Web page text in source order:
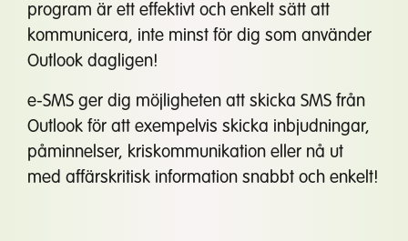
program är ett effektivt och enkelt sätt att
kommunicera, inte minst för dig som använder
Outlook dagligen!
e-SMS ger dig möjligheten att skicka SMS från
Outlook för att exempelvis skicka inbjudningar,
påminnelser, kriskommunikation eller nå ut
med affärskritisk information snabbt och enkelt!